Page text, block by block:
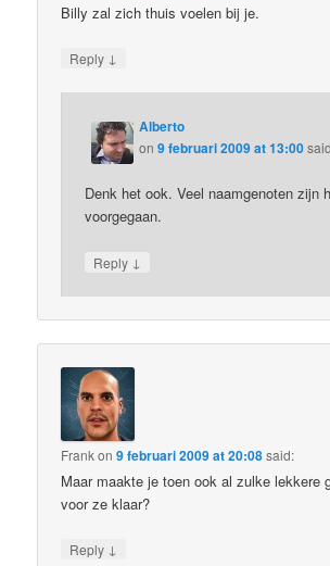
Billy zal zich thuis voelen bij je.
Reply ↓
Alberto
on9 februari 2009 at 13:00
Denk het ook. Veel naamgenoten zijn
voorgegaan.
Reply ↓
Frankon9 februari 2009 at 20:08said:
Maar maakte je toen ook al zulke lekkere
voor ze klaar?
Reply ↓